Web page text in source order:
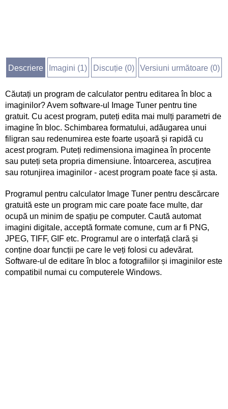
Descriere Imagini (1) Discuție (0) Versiuni următoare (0)
Căutați un program de calculator pentru editarea în bloc a
imaginilor? Avem software-ul Image Tuner pentru tine
gratuit. Cu acest program, puteți edita mai mulți parametri de
imagine în bloc. Schimbarea formatului, adăugarea unui
filigran sau redenumirea este foarte ușoară și rapidă cu
acest program. Puteți redimensiona imaginea în procente
sau puteți seta propria dimensiune. Întoarcerea, ascuțirea
sau rotunjirea imaginilor - acest program poate face și asta.
Programul pentru calculator Image Tuner pentru descărcare
gratuită este un program mic care poate face multe, dar
ocupă un minim de spațiu pe computer. Caută automat
imagini digitale, acceptă formate comune, cum ar fi PNG,
JPEG, TIFF, GIF etc. Programul are o interfață clară și
conține doar funcții pe care le veți folosi cu adevărat.
Software-ul de editare în bloc a fotografiilor și imaginilor este
compatibil numai cu computerele Windows.